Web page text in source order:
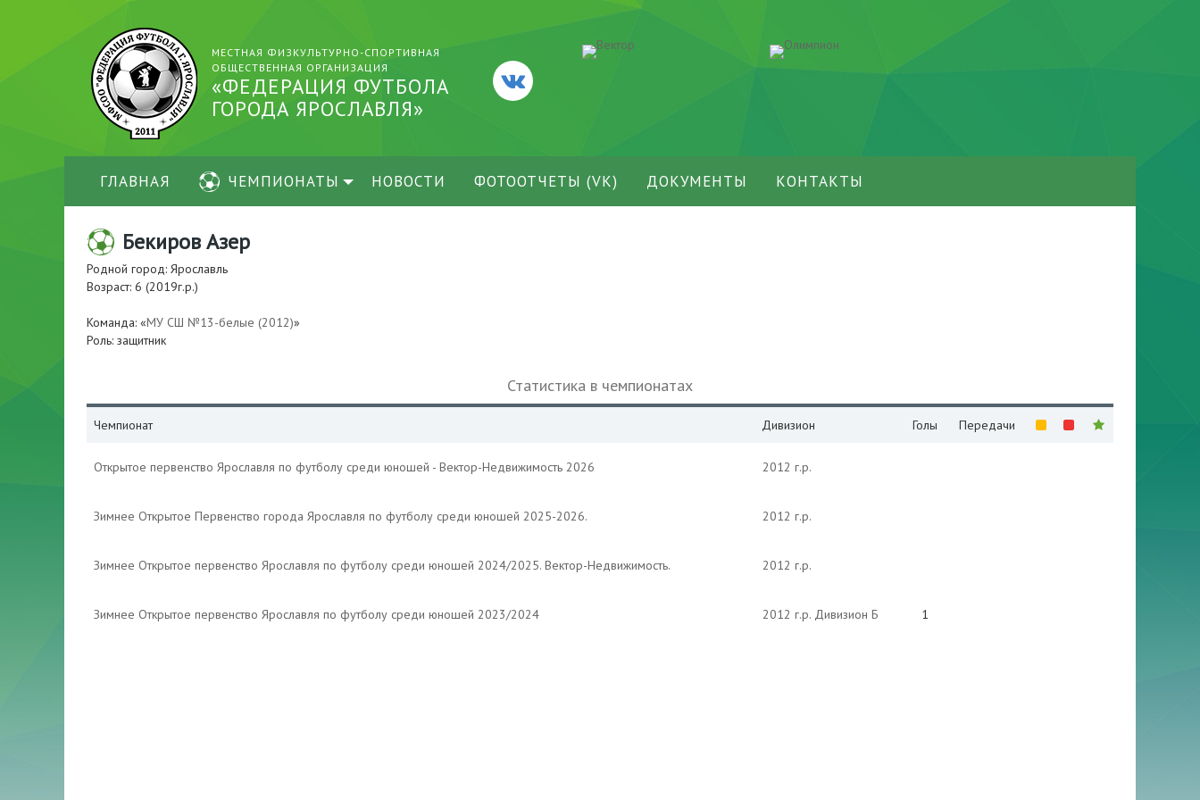
МЕСТНАЯ ФИЗКУЛЬТУРНО-СПОРТИВНАЯ
ОБЩЕСТВЕННАЯ ОРГАНИЗАЦИЯ
«ФЕДЕРАЦИЯ ФУТБОЛА
ГОРОДА ЯРОСЛАВЛЯ»
ГЛАВНАЯ ЧЕМПИОНАТЫ НОВОСТИ ФОТООТЧЕТЫ (VK) ДОКУМЕНТЫ КОНТАКТЫ
Бекиров Азер
Родной город: Ярославль
Возраст: 6 (2019г.р.)
Команда: «МУ СШ №13-белые (2012)»
Роль: защитник
Статистика в чемпионатах
Чемпионат Дивизион Голы Передачи
Открытое первенство Ярославля по футболу среди юношей - Вектор-Недвижимость 2026 2012 г.р.
Зимнее Открытое Первенство города Ярославля по футболу среди юношей 2025-2026. 2012 г.р.
Зимнее Открытое первенство Ярославля по футболу среди юношей 2024/2025. Вектор-Недвижимость. 2012 г.р.
Зимнее Открытое первенство Ярославля по футболу среди юношей 2023/2024 2012 г.р. Дивизион Б 1